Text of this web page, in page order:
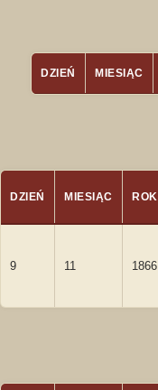
DZIEŃ MIESIĄC
DZIEŃ MIESIĄC ROK
9 11 1866